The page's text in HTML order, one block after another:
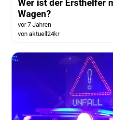
Wer ist der Ersthelfer
Wagen?
vor 7 Jahren
von aktuell24kr